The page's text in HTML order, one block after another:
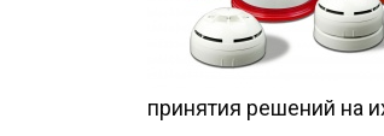
принятия решений на